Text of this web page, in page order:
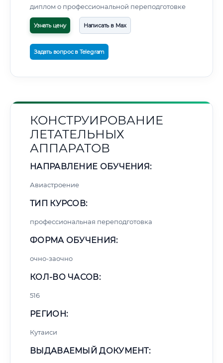
диплом о профессиональной переподготовке
Узнать цену Написать в Max
Задать вопрос в Telegram
КОНСТРУИРОВАНИЕ
ЛЕТАТЕЛЬНЫХ
АППАРАТОВ
НАПРАВЛЕНИЕ ОБУЧЕНИЯ:
Авиастроение
ТИП КУРСОВ:
профессиональная переподготовка
ФОРМА ОБУЧЕНИЯ:
очно-заочно
КОЛ-ВО ЧАСОВ:
516
РЕГИОН:
Кутаиси
ВЫДАВАЕМЫЙ ДОКУМЕНТ: